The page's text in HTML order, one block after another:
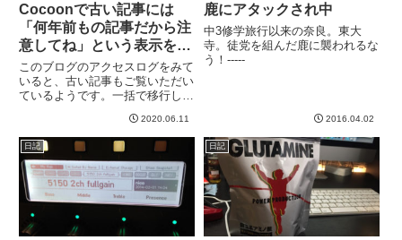
Cocoonで古い記事には
「何年前もの記事だから注
意してね」という表示を自
動的にだすカスタマイズ
このブログのアクセスログをみて
いると、古い記事もご覧いただい
ているようです。一括で移行した
クトが変になってるのが結構ある
んですよね。編集しようとする
と、移行記事はすべてエディタが
「クラシック」というものになっ
て...
2020.06.11
鹿にアタックされ中
中3修学旅行以来の奈良。東大
寺。徒党を組んだ鹿に襲われるな
う！-----
2016.04.02
日記 日記